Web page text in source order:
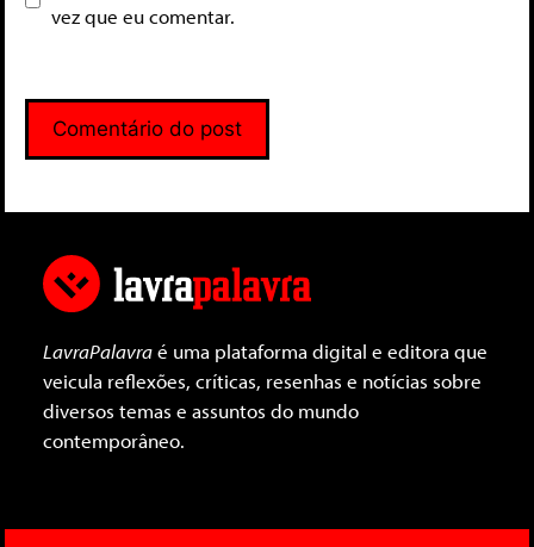
vez que eu comentar.
LavraPalavraé uma plataforma digital e editora que
veicula reflexões, críticas, resenhas e notícias sobre
diversos temas e assuntos do mundo
contemporâneo.